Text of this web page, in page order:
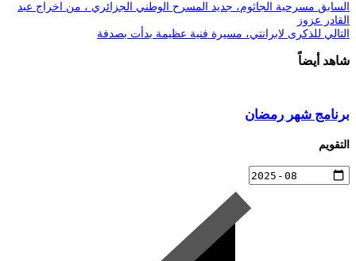
السابق مسرحية الجاثوم، جديد المسرح الوطني الجزائري ، من اخراج عبد
القادر عزوز
التالي للذكرى لابرانتي، مسيرة فنية عظيمة بدأت بصدفة
شاهد أيضاً
برنامج شهر رمضان
التقويم